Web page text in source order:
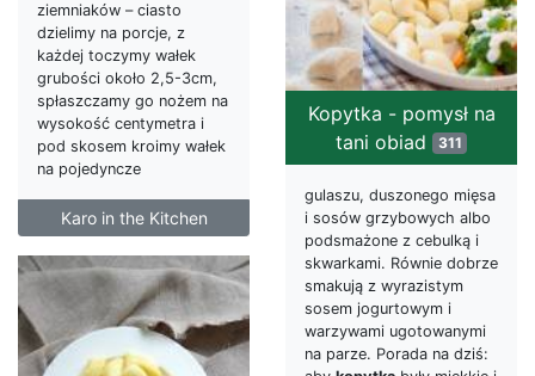
ziemniaków – ciasto
dzielimy na porcje, z
każdej toczymy wałek
grubości około 2,5-3cm,
spłaszczamy go nożem na
wysokość centymetra i
pod skosem kroimy wałek
na pojedyncze
Karo in the Kitchen
Kopytka - pomysł na
tani obiad
311
gulaszu, duszonego mięsa
i sosów grzybowych albo
podsmażone z cebulką i
skwarkami. Równie dobrze
smakują z wyrazistym
sosem jogurtowym i
warzywami ugotowanymi
na parze. Porada na dziś: